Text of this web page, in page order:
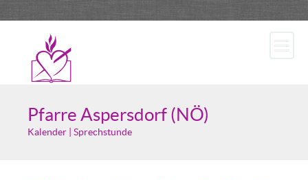
Pfarre Aspersdorf (NÖ)
Kalender | Sprechstunde